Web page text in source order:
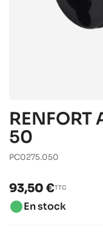
RENFORT
50
PC0275.050
93,50 €TTC
brightness_1En stock